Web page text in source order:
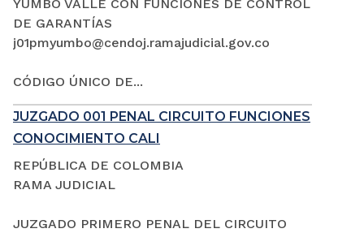
YUMBO VALLE CON FUNCIONES DE CONTROL
DE GARANTÍAS
j01pmyumbo@cendoj.ramajudicial.gov.co
CÓDIGO ÚNICO DE...
JUZGADO 001 PENAL CIRCUITO FUNCIONES
CONOCIMIENTO CALI
REPÚBLICA DE COLOMBIA
RAMA JUDICIAL
JUZGADO PRIMERO PENAL DEL CIRCUITO